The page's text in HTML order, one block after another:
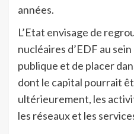
années.
L’Etat envisage de
nucléaires d’EDF au
publique et de placer
dont le capital pourrait
ultérieurement, les
les réseaux et les